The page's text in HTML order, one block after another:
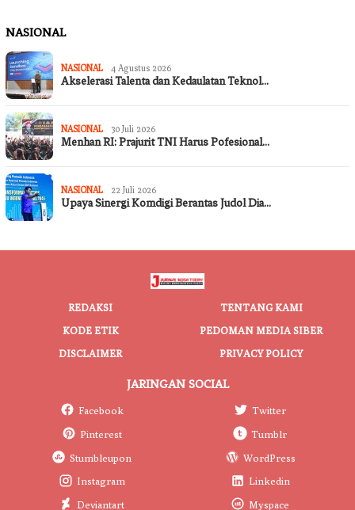
NASIONAL
NASIONAL 4 Agustus 2026
Akselerasi Talenta dan Kedaulatan Teknol…
NASIONAL 30 Juli 2026
Menhan RI: Prajurit TNI Harus Pofesional…
NASIONAL 22 Juli 2026
Upaya Sinergi Komdigi Berantas Judol Dia…
REDAKSI
TENTANG KAMI
KODE ETIK
PEDOMAN MEDIA SIBER
DISCLAIMER
PRIVACY POLICY
JARINGAN SOCIAL
Facebook
Twitter
Pinterest
Tumblr
Stumbleupon
WordPress
Instagram
Linkedin
Deviantart
Myspace